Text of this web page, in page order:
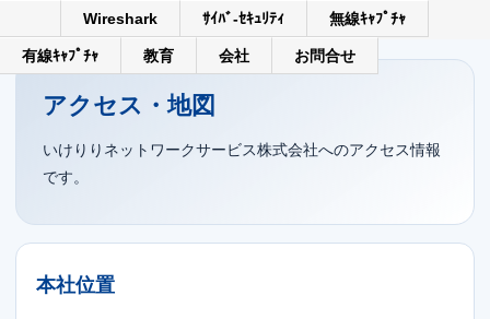
Wireshark ｻｲﾊﾞ-ｾｷｭﾘﾃｨ 無線ｷｬﾌﾟﾁｬ
有線ｷｬﾌﾟﾁｬ 教育 会社 お問合せ
アクセス・地図
いけりりネットワークサービス株式会社へのアクセス情報
です。
本社位置